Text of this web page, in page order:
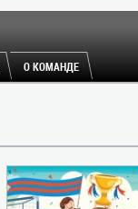
О КОМАНДЕ